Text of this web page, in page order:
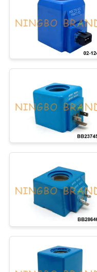
관
희
솔레노
일
솔레
기자